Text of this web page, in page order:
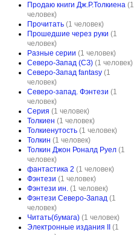
Продаю книги Дж.Р.Толкиена (1
человек)
Прочитать (1 человек)
Прошедшие через руки (1
человек)
Разные серии (1 человек)
Северо-Запад (СЗ) (1 человек)
Северо-Запад fantasy (1
человек)
Северо-запад. Фэнтези (1
человек)
Серия (1 человек)
Толкиен (1 человек)
Толкиенутость (1 человек)
Толкин (1 человек)
Толкин Джон Роналд Руел (1
человек)
фантастика 2 (1 человек)
Фэнтези (1 человек)
Фэнтези ин. (1 человек)
Фэнтези Северо-Запад (1
человек)
Читать(бумага) (1 человек)
Электронные издания II
(1